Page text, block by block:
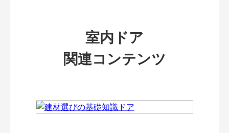
室内ドア
関連コンテンツ